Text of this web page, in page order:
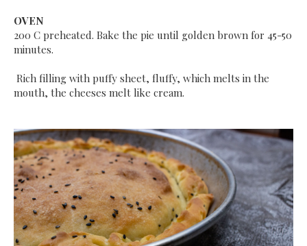
OVEN
200 C preheated. Bake the pie until golden brown for 45-50
minutes.
Rich filling with puffy sheet, fluffy, which melts in the
mouth, the cheeses melt like cream.